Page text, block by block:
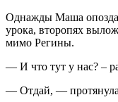
Однажды Маша
урока, второпях
мимо Регины.
— И что тут у нас? –
— Отдай, —